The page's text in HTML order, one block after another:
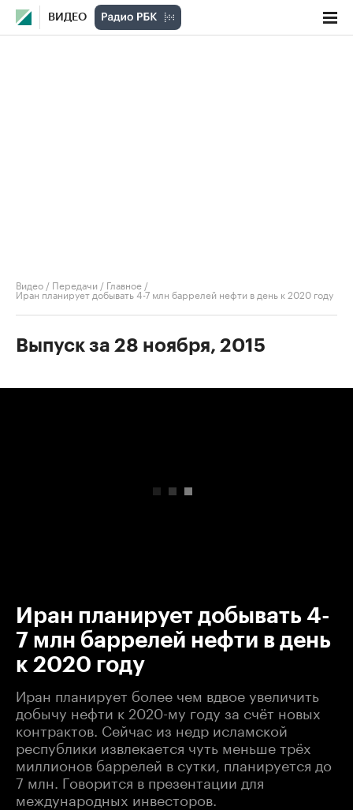
ВИДЕО
Видео / Передачи / Главное /
Иран планирует добывать 4-7 млн баррелей нефти в день к 2020 году
Выпуск за 28 ноября, 2015
Иран планирует добывать 4-
7 млн баррелей нефти в день
к 2020 году
Иран планирует более чем вдвое увеличить
добычу нефти к 2020-му году за счёт новых
контрактов. Сейчас из недр исламской
республики извлекается чуть меньше трёх
миллионов баррелей в сутки, планируется до
7 млн. Говорится в презентации для
международных инвесторов.